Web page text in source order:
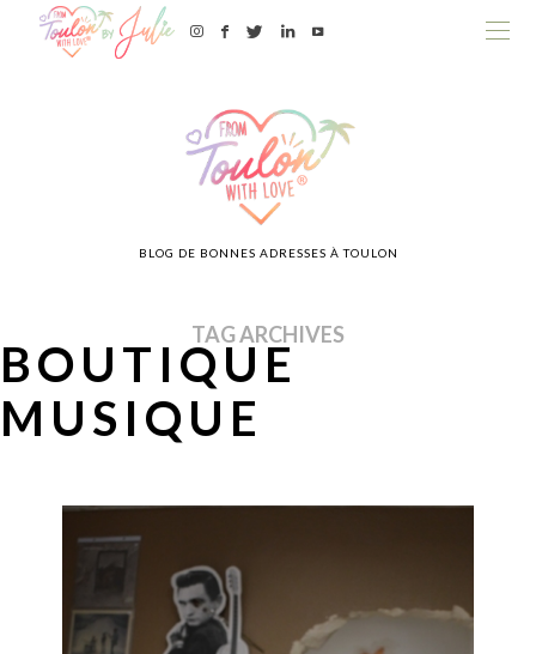
BLOG DE BONNES ADRESSES À TOULON
TAG ARCHIVES
BOUTIQUE
MUSIQUE